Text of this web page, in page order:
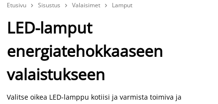
Etusivu  Sisustus  Valaisimet  Lamput
LED-lamput
energiatehokkaaseen
valaistukseen
Valitse oikea LED-lamppu kotiisi ja varmista toimiva ja